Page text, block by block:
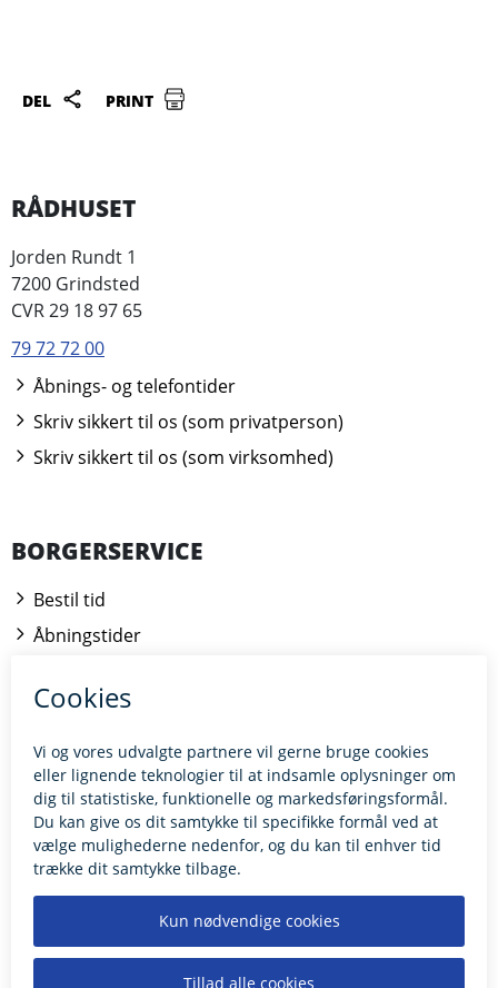
DEL PRINT
RÅDHUSET
Jorden Rundt 1
7200 Grindsted
CVR 29 18 97 65
79 72 72 00
Åbnings- og telefontider
Skriv sikkert til os (som privatperson)
Skriv sikkert til os (som virksomhed)
BORGERSERVICE
Bestil tid
Åbningstider
Kontakt borgerrådgiveren
BILLUND.DK
Tilgængelighedserklæring
Giv feedback til hjemmesiden